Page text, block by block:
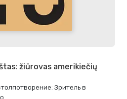
žiūrovas amerikiečių
Зритель в